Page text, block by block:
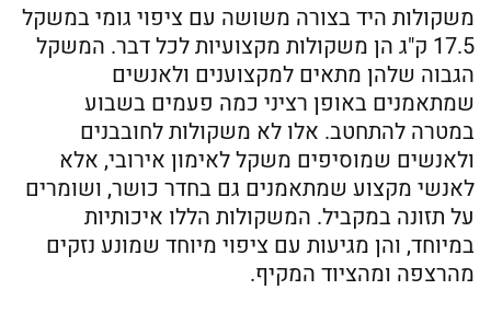
משקולות היד בצורה משושה עם ציפוי גומי במשקל
17.5 ק"ג הן משקולות מקצועיות לכל דבר. המשקל
הגבוה שלהן מתאים למקצוענים ולאנשים
שמתאמנים באופן רציני כמה פעמים בשבוע
במטרה להתחטב. אלו לא משקולות לחובבנים
ולאנשים שמוסיפים משקל לאימון אירובי, אלא
לאנשי מקצוע שמתאמנים גם בחדר כושר, ושומרים
על תזונה במקביל. המשקולות הללו איכותיות
במיוחד, והן מגיעות עם ציפוי מיוחד שמונע נזקים
מהרצפה ומהציוד המקיף.